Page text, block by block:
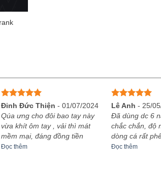
Được xếp
hạng
sao
Đinh Đức Thiện -01/07/2024
Qúa ưng cho đôi bao tay này
vừa khít ôm tay , vải thì mát
mềm mại, đáng đồng tiền
Đọc thêm
Được xếp
hạng
sao
Lê Anh - 25/
Đã dùng dc 6
chắc chắn, độ
dòng cá rất
Đọc thêm